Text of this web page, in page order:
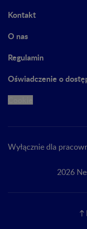
Kontakt
O nas
Regulamin
Oświadczenie o
Wyłącznie dla
2026